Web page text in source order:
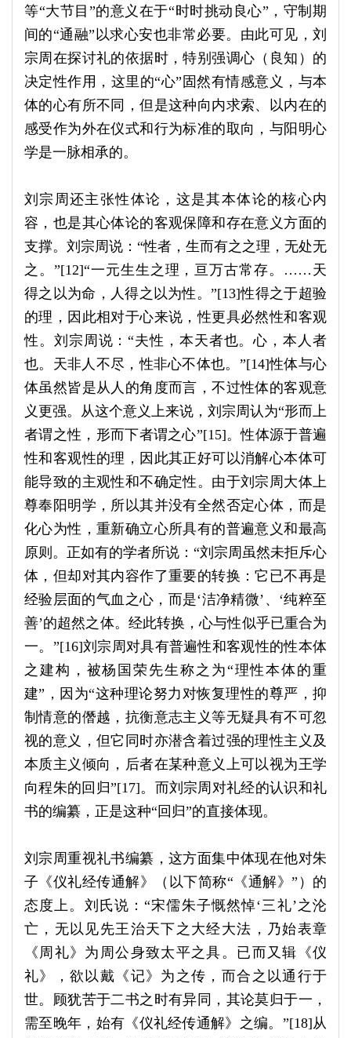
等“大节目”的意义在于“时时挑动良心”，守制期
间的“通融”以求心安也非常必要。由此可见，刘
宗周在探讨礼的依据时，特别强调心（良知）的
决定性作用，这里的“心”固然有情感意义，与本
体的心有所不同，但是这种向内求索、以内在的
感受作为外在仪式和行为标准的取向，与阳明心
学是一脉相承的。
刘宗周还主张性体论，这是其本体论的核心内
容，也是其心体论的客观保障和存在意义方面的
支撑。刘宗周说：“性者，生而有之之理，无处无
之。”[12]“一元生生之理，亘万古常存。……天
得之以为命，人得之以为性。”[13]性得之于超验
的理，因此相对于心来说，性更具必然性和客观
性。刘宗周说：“夫性，本天者也。心，本人者
也。天非人不尽，性非心不体也。”[14]性体与心
体虽然皆是从人的角度而言，不过性体的客观意
义更强。从这个意义上来说，刘宗周认为“形而上
者谓之性，形而下者谓之心”[15]。性体源于普遍
性和客观性的理，因此其正好可以消解心本体可
能导致的主观性和不确定性。由于刘宗周大体上
尊奉阳明学，所以其并没有全然否定心体，而是
化心为性，重新确立心所具有的普遍意义和最高
原则。正如有的学者所说：“刘宗周虽然未拒斥心
体，但却对其内容作了重要的转换：它已不再是
经验层面的气血之心，而是‘洁净精微’、‘纯粹至
善’的超然之体。经此转换，心与性似乎已重合为
一。”[16]刘宗周对具有普遍性和客观性的性本体
之建构，被杨国荣先生称之为“理性本体的重
建”，因为“这种理论努力对恢复理性的尊严，抑
制情意的僭越，抗衡意志主义等无疑具有不可忽
视的意义，但它同时亦潜含着过强的理性主义及
本质主义倾向，后者在某种意义上可以视为王学
向程朱的回归”[17]。而刘宗周对礼经的认识和礼
书的编纂，正是这种“回归”的直接体现。
刘宗周重视礼书编纂，这方面集中体现在他对朱
子《仪礼经传通解》（以下简称“《通解》”）的
态度上。刘氏说：“宋儒朱子慨然悼‘三礼’之沦
亡，无以见先王治天下之大经大法，乃始表章
《周礼》为周公身致太平之具。已而又辑《仪
礼》，欲以戴《记》为之传，而合之以通行于
世。顾犹苦于二书之时有异同，其论莫归于一，
需至晚年，始有《仪礼经传通解》之编。”[18]从